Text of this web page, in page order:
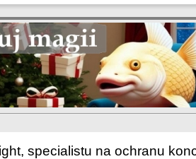
specialistu na ochranu